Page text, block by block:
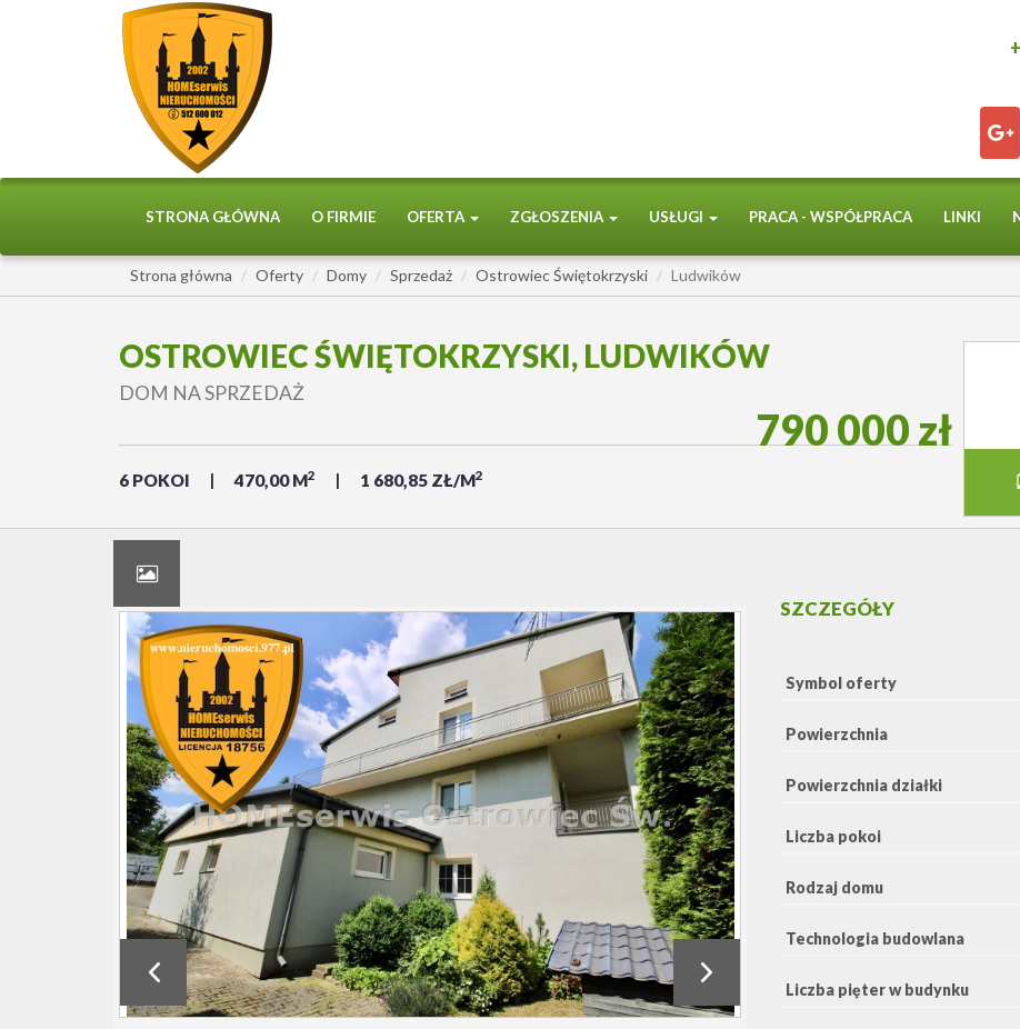
STRONA GŁÓWNA O FIRMIE OFERTA ZGŁOSZENIA USŁUGI PRACA - WSPÓŁPRACA LINKI
Strona główna Oferty Domy Sprzedaż Ostrowiec Świętokrzyski Ludwików
OSTROWIEC ŚWIĘTOKRZYSKI, LUDWIKÓW
DOM NA SPRZEDAŻ
6 POKOI 470,00 M2 1 680,85 ZŁ/M2
790 000 zł
SZCZEGÓŁY
Symbol oferty
Powierzchnia
Powierzchnia działki
Liczba pokoi
Rodzaj domu
Technologia budowlana
Liczba pięter w budynku